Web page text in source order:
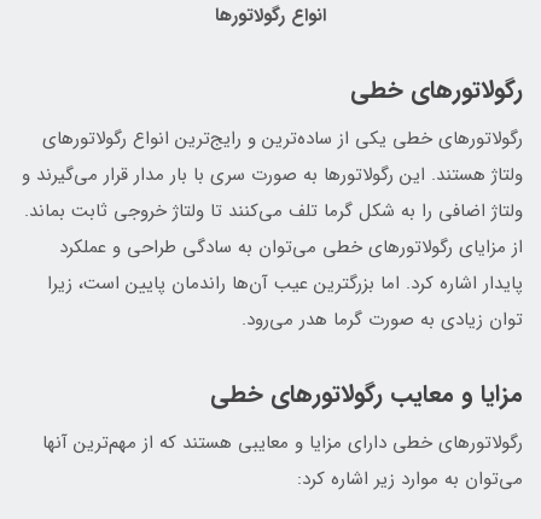
انواع رگولاتورها
رگولاتورهای خطی
رگولاتورهای خطی یکی از ساده‌ترین و رایج‌ترین انواع رگولاتورهای
ولتاژ هستند. این رگولاتورها به صورت سری با بار مدار قرار می‌گیرند و
ولتاژ اضافی را به شکل گرما تلف می‌کنند تا ولتاژ خروجی ثابت بماند.
از مزایای رگولاتورهای خطی می‌توان به سادگی طراحی و عملکرد
پایدار اشاره کرد. اما بزرگترین عیب آن‌ها راندمان پایین است، زیرا
توان زیادی به صورت گرما هدر می‌رود.
مزایا و معایب رگولاتورهای خطی
رگولاتورهای خطی دارای مزایا و معایبی هستند که از مهم‌ترین آنها
می‌توان به موارد زیر اشاره کرد: